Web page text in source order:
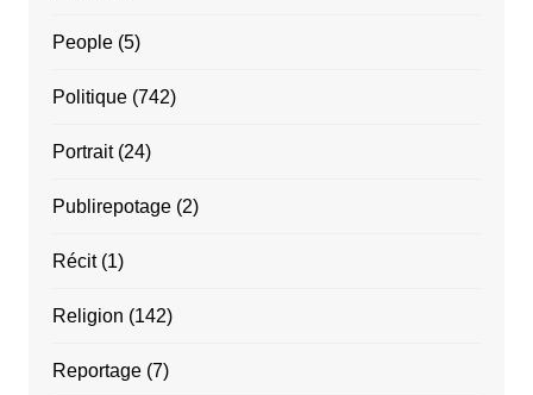
People(5)
Politique(742)
Portrait(24)
Publirepotage(2)
Récit(1)
Religion (142)
Reportage(7)